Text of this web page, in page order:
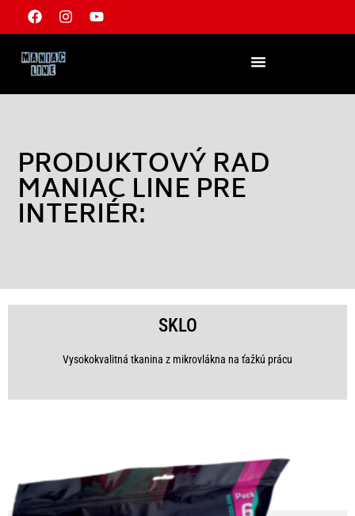
PRODUKTOVÝ RAD
MANIAC LINE PRE
INTERIÉR:
SKLO
Vysokokvalitná tkanina z mikrovlákna na ťažkú prácu